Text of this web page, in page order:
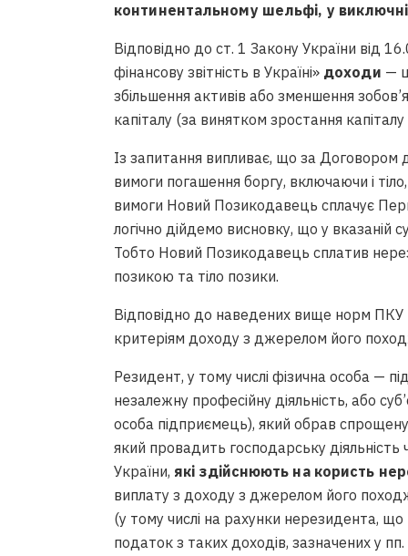
континентальному шельфі, у
Відповідно до ст. 1 Закону України від
фінансову звітність в Україні» доходи —
збільшення активів або зменшення
капіталу (за винятком зростання
Із запитання випливає, що за
вимоги погашення боргу, включаючи і
вимоги Новий Позикодавець сплачує
логічно дійдемо висновку, що у вказаній
Тобто Новий Позикодавець сплатив
позикою та тіло позики.
Відповідно до наведених вище норм ПКУ
критеріям доходу з джерелом його
Резидент, у тому числі фізична особа —
незалежну професійну діяльність, або
особа підприємець), який обрав
який провадить господарську
України, які здійснюють на користь
виплату з доходу з джерелом його
(у тому числі на рахунки нерезидента,
податок з таких доходів, зазначених у